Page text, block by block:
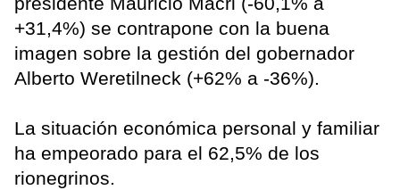
+31,4%) se contrapone con la buena
imagen sobre la gestión del gobernador
Alberto Weretilneck (+62% a -36%).
La situación económica personal y familiar
ha empeorado para el 62,5% de los
rionegrinos.